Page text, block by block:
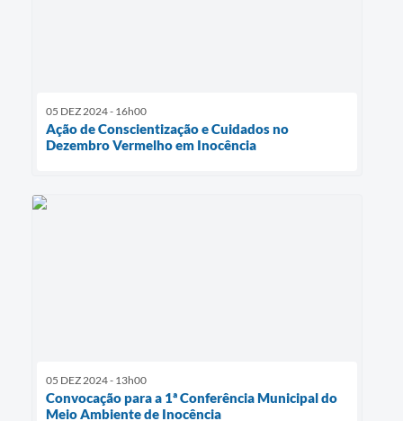
05 DEZ 2024 - 16h00
Ação de Conscientização e Cuidados no
Dezembro Vermelho em Inocência
05 DEZ 2024 - 13h00
Convocação para a 1ª Conferência Municipal do
Meio Ambiente de Inocência